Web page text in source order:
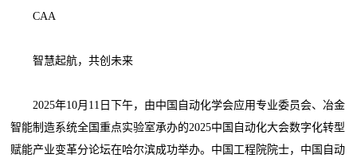
CAA
智慧起航，共创未来
2025年10月11日下午，由中国自动化学会应用专业委员会、冶金
智能制造系统全国重点实验室承办的2025中国自动化大会数字化转型
赋能产业变革分论坛在哈尔滨成功举办。中国工程院院士，中国自动